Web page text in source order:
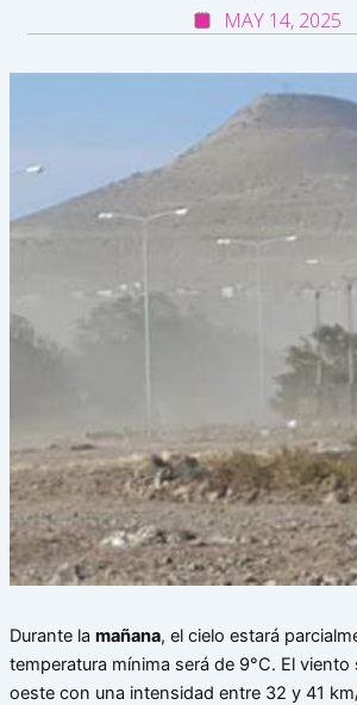
MAY 14, 2025
Durante la mañana, el cielo estará
temperatura mínima será de 9°C. El viento
oeste con una intensidad entre 32 y 41